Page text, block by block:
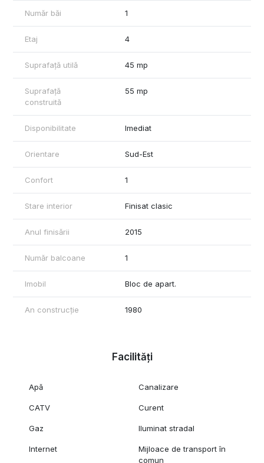
Număr băi 1
Etaj 4
Suprafață utilă 45 mp
Suprafață
construită
55 mp
Disponibilitate Imediat
Orientare Sud-Est
Confort 1
Stare interior Finisat clasic
Anul finisării 2015
Număr balcoane 1
Imobil Bloc de apart.
An construcție 1980
Facilități
Apă Canalizare
CATV Curent
Gaz Iluminat stradal
Internet
Mijloace de transport în
comun